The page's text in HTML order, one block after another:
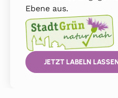
Ebene aus.
JETZT LABELN